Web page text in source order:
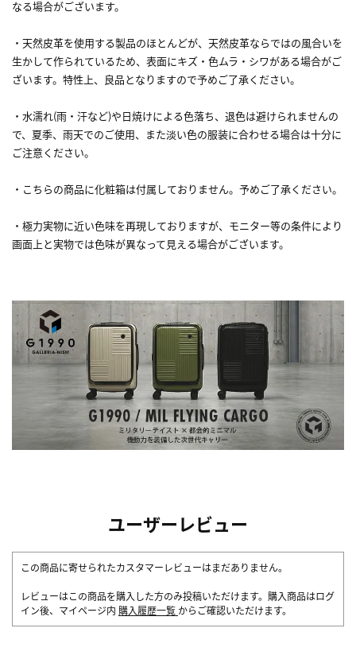
なる場合がございます。
・天然皮革を使用する製品のほとんどが、天然皮革ならではの風合いを
生かして作られているため、表面にキズ・色ムラ・シワがある場合がご
ざいます。特性上、良品となりますので予めご了承ください。
・水濡れ(雨・汗など)や日焼けによる色落ち、退色は避けられませんの
で、夏季、雨天でのご使用、また淡い色の服装に合わせる場合は十分に
ご注意ください。
・こちらの商品に化粧箱は付属しておりません。予めご了承ください。
・極力実物に近い色味を再現しておりますが、モニター等の条件により
画面上と実物では色味が異なって見える場合がございます。
ユーザーレビュー
この商品に寄せられたカスタマーレビューはまだありません。
レビューはこの商品を購入した方のみ投稿いただけます。購入商品はログ
イン後、マイページ内 購入履歴一覧 からご確認いただけます。